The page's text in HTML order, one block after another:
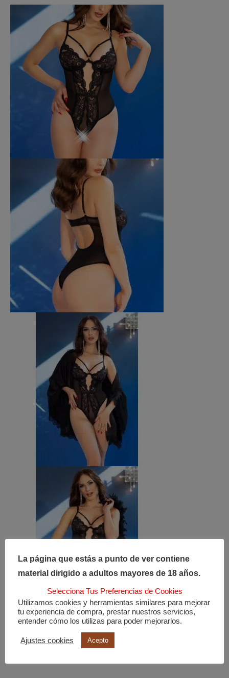
La página que estás a punto de ver contiene
material dirigido a adultos mayores de 18 años.
Selecciona Tus Preferencias de Cookies
Utilizamos cookies y herramientas similares para mejorar
tu experiencia de compra, prestar nuestros servicios,
entender cómo los utilizas para poder mejorarlos.
Ajustes cookies Acepto